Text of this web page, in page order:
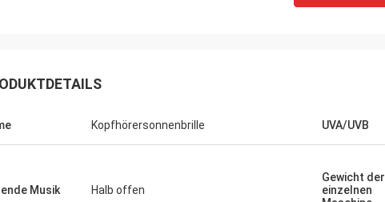
Kopfhörersonnenbrille UVA/UVB
Musik Halb offen
Gewicht der
einzelnen